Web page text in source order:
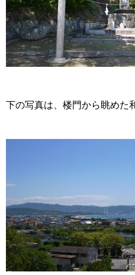
下の写真は、楼門から眺めた